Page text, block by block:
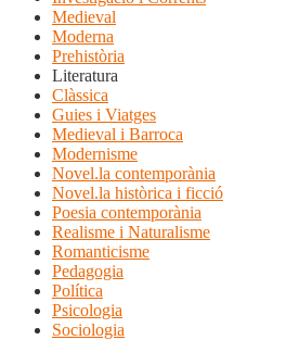
Medieval
Moderna
Prehistòria
Literatura
Clàssica
Guies i Viatges
Medieval i Barroca
Modernisme
Novel.la contemporània
Novel.la històrica i ficció
Poesia contemporània
Realisme i Naturalisme
Romanticisme
Pedagogia
Política
Psicologia
Sociologia